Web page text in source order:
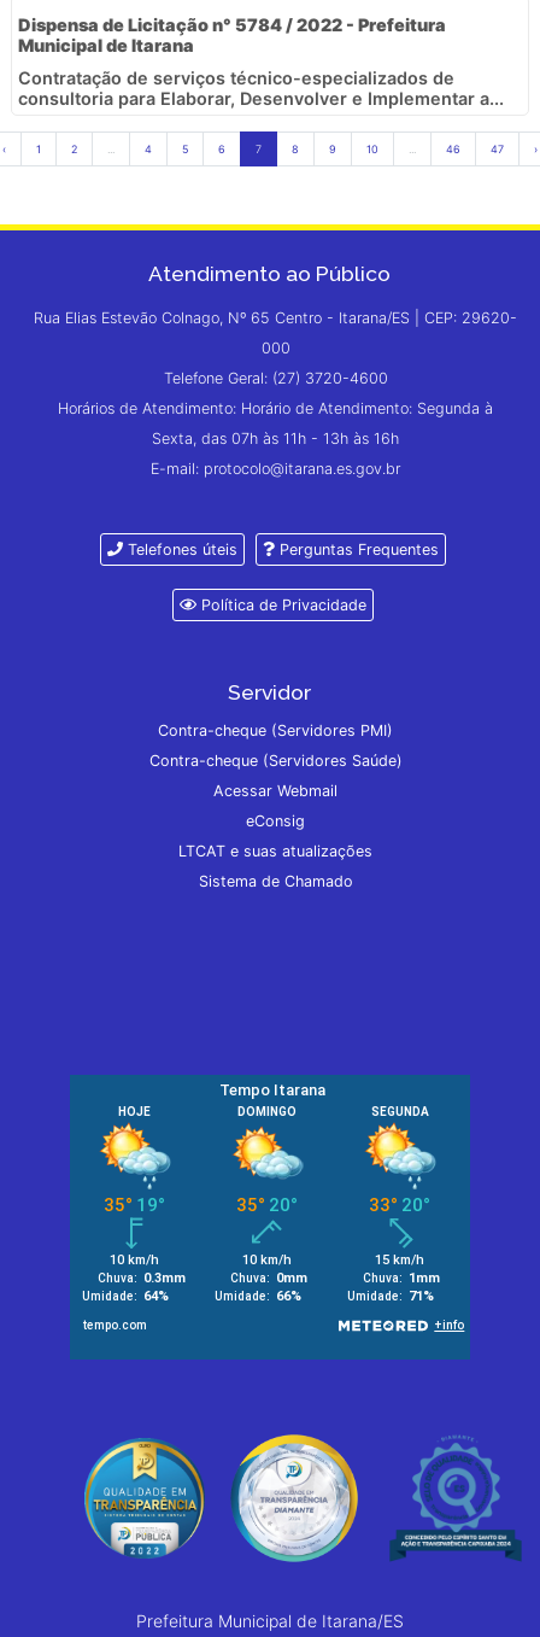
Dispensa de Licitação n° 5784 / 2022 - Prefeitura
Municipal de Itarana
Contratação de serviços técnico-especializados de
consultoria para Elaborar, Desenvolver e Implementar a...
‹ 1 2 4 5 6 7 8 9 10 46 47 ›
Atendimento ao Público
Rua Elias Estevão Colnago, Nº 65 Centro - Itarana/ES | CEP: 29620-
000
Telefone Geral: (27) 3720-4600
Horários de Atendimento: Horário de Atendimento: Segunda à
Sexta, das 07h às 11h - 13h às 16h
E-mail: protocolo@itarana.es.gov.br
Telefones úteis Perguntas Frequentes
Política de Privacidade
Servidor
Contra-cheque (Servidores PMI)
Contra-cheque (Servidores Saúde)
Acessar Webmail
eConsig
LTCAT e suas atualizações
Sistema de Chamado
Prefeitura Municipal de Itarana/ES